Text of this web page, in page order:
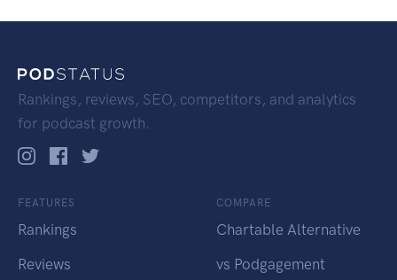
Rankings, reviews, SEO, competitors, and analytics
for podcast growth.
FEATURES
Rankings
Reviews
COMPARE
Chartable Alternative
vs Podgagement